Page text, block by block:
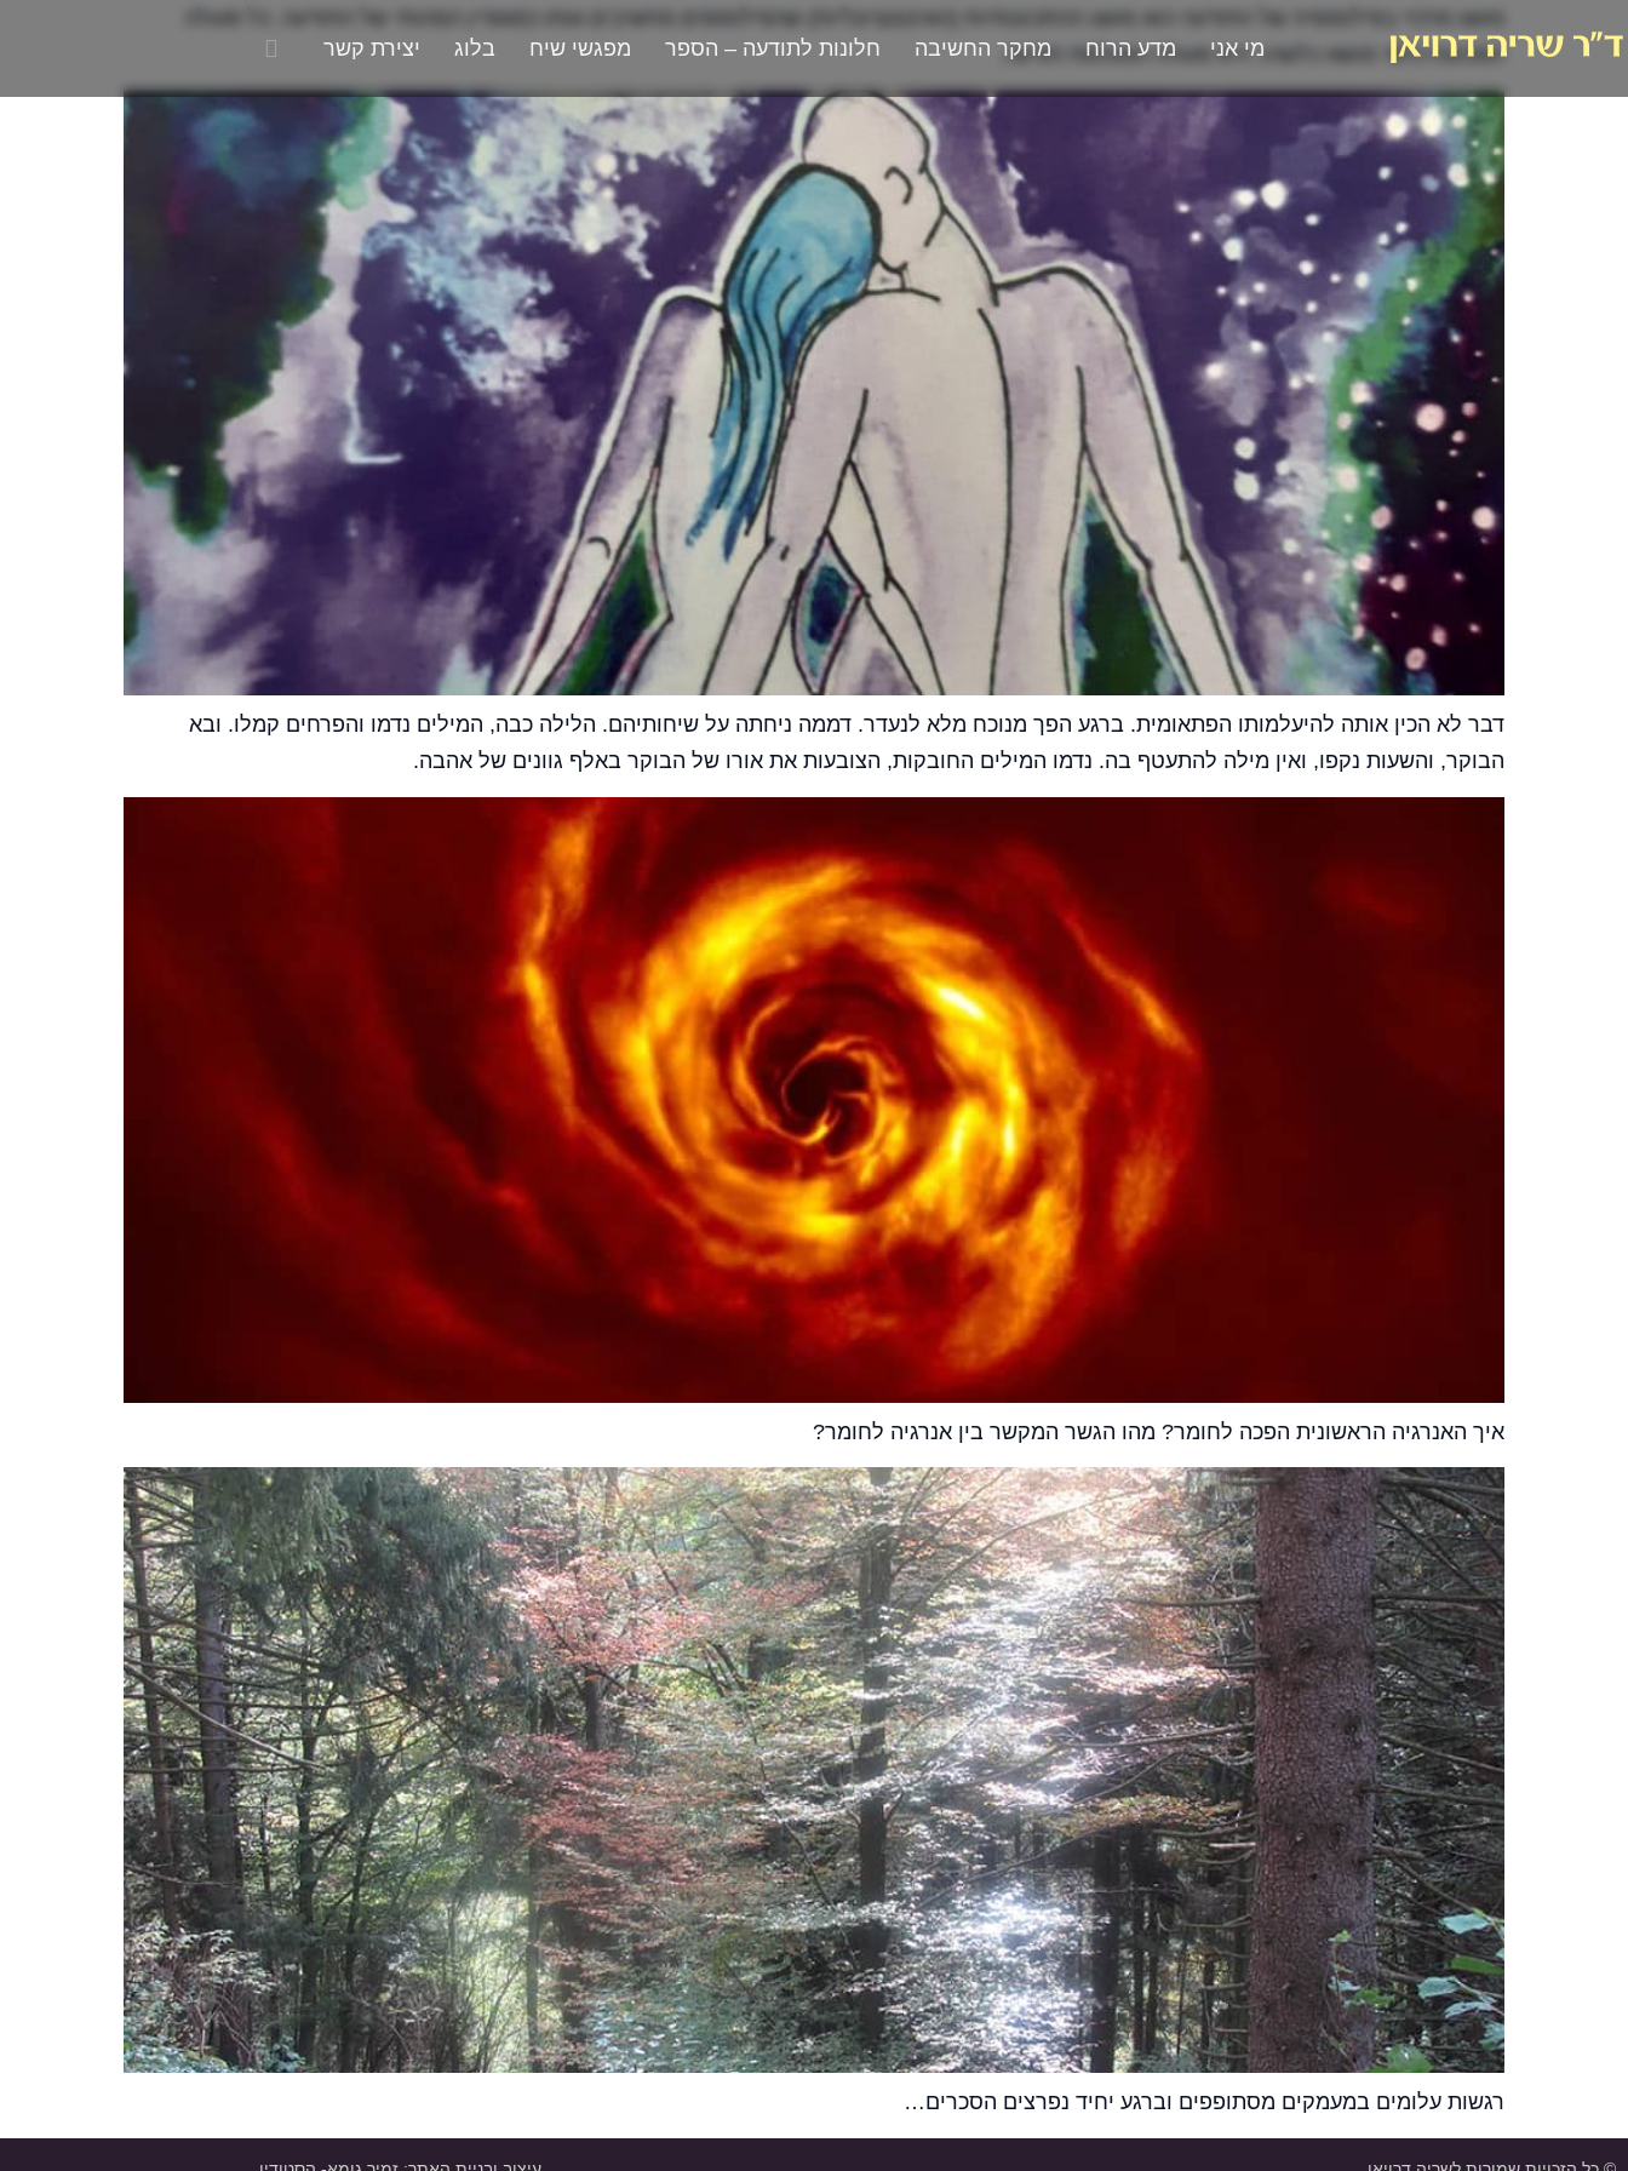
מי אני מדע הרוח מחקר החשיבה חלונות לתודעה – הספר מפגשי שיח בלוג יצירת קשר
המכוונת כלפי מושא כלשהו, היא פעולה המגלמת תודעה.
דבר לא הכין אותה להיעלמותו הפתאומית. ברגע הפך מנוכח מלא לנעדר. דממה ניחתה על שיחותיהם. הלילה כבה, המילים נדמו והפרחים קמלו. ובא
הבוקר, והשעות נקפו, ואין מילה להתעטף בה. נדמו המילים החובקות, הצובעות את אורו של הבוקר באלף גוונים של אהבה.
איך האנרגיה הראשונית הפכה לחומר? מהו הגשר המקשר בין אנרגיה לחומר?
רגשות עלומים במעמקים מסתופפים וברגע יחיד נפרצים הסכרים…